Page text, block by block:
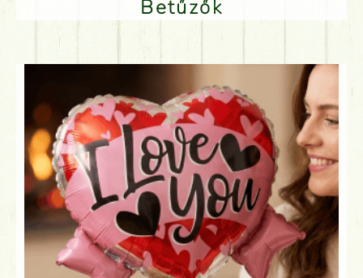
Betűzők